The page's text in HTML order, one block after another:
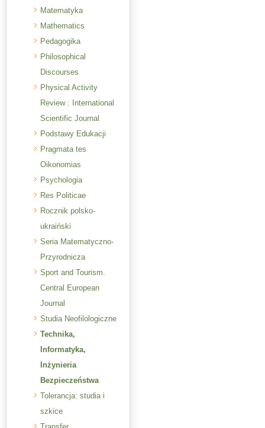
Matematyka
Mathematics
Pedagogika
Philosophical
Discourses
Physical Activity
Review : International
Scientific Journal
Podstawy Edukacji
Pragmata tes
Oikonomias
Psychologia
Res Politicae
Rocznik polsko-
ukraiński
Seria Matematyczno-
Przyrodnicza
Sport and Tourism.
Central European
Journal
Studia Neofilologiczne
Technika,
Informatyka,
Inżynieria
Bezpieczeństwa
Tolerancja: studia i
szkice